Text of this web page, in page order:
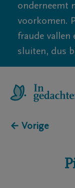
onderneemt
voorkomen.
fraude
sluiten, dus
← Vorige